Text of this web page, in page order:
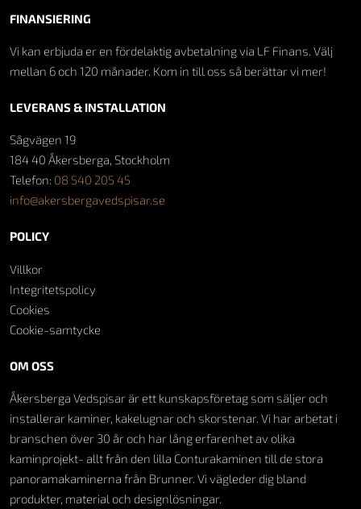
OM OSS
Åkersberga Vedspisar är ett kunskapsföretag som säljer och
installerar kaminer, kakelugnar och skorstenar. Vi har arbetat i
branschen över 30 år och har lång erfarenhet av olika
kaminprojekt- allt från den lilla Conturakaminen till de stora
panoramakaminerna från Brunner. Vi vägleder dig bland
produkter, material och designlösningar.
FINANSIERING
Vi kan erbjuda er en fördelaktig avbetalning via LF Finans. Välj
mellan 6 och 120 månader. Kom in till oss så berättar vi mer!
LEVERANS & INSTALLATION
Sågvägen 19
184 40 Åkersberga, Stockholm
Telefon: 08 540 205 45
info@akersbergavedspisar.se
POLICY
Villkor
Integritetspolicy
Cookies
Cookie-samtycke